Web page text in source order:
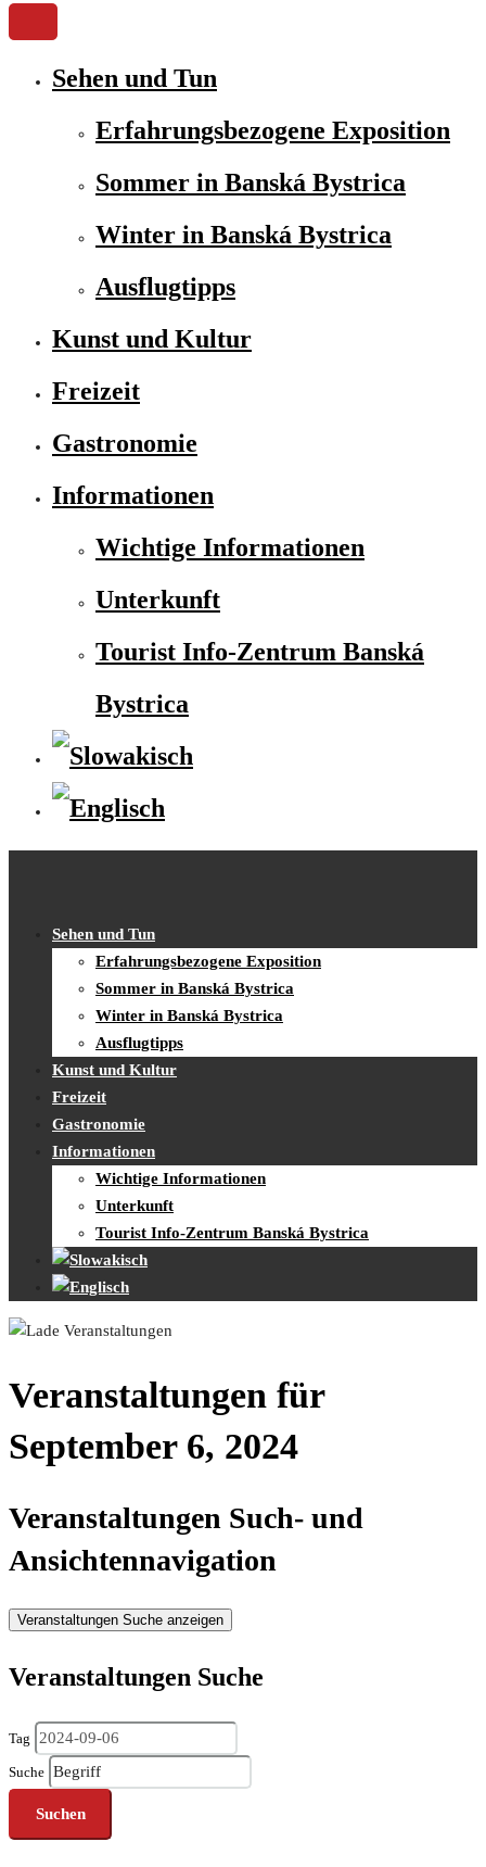
Sehen und Tun
Erfahrungsbezogene Exposition
Sommer in Banská Bystrica
Winter in Banská Bystrica
Ausflugtipps
Kunst und Kultur
Freizeit
Gastronomie
Informationen
Wichtige Informationen
Unterkunft
Tourist Info-Zentrum Banská
Bystrica
Sehen und Tun
Erfahrungsbezogene Exposition
Sommer in Banská Bystrica
Winter in Banská Bystrica
Ausflugtipps
Kunst und Kultur
Freizeit
Gastronomie
Informationen
Wichtige Informationen
Unterkunft
Tourist Info-Zentrum Banská Bystrica
Veranstaltungen für
September 6, 2024
Veranstaltungen Such- und
Ansichtennavigation
Veranstaltungen Suche anzeigen
Veranstaltungen Suche
Tag
Suche